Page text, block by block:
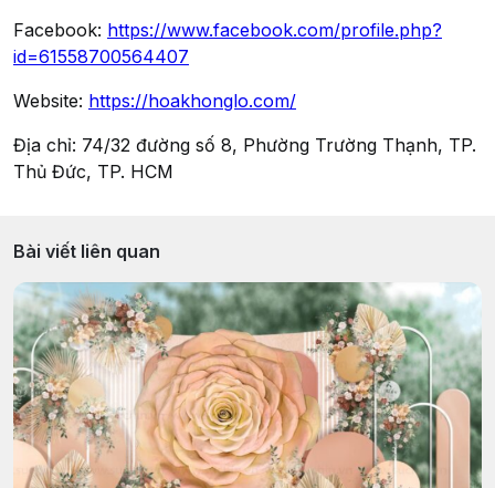
Facebook: https://www.facebook.com/profile.php?
id=61558700564407
Website: https://hoakhonglo.com/
Địa chỉ: 74/32 đường số 8, Phường Trường Thạnh, TP.
Thủ Đức, TP. HCM
Bài viết liên quan